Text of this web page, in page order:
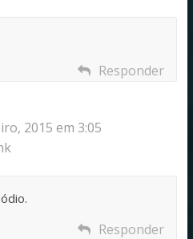
Responder
2015 em 3:05
Responder